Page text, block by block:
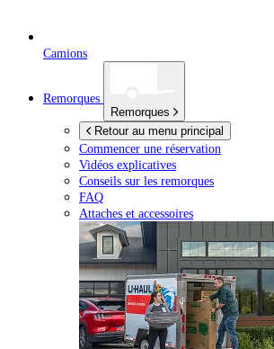
Camions
Remorques
Remorques
Retour au menu principal
Commencer une réservation
Vidéos explicatives
Conseils sur les remorques
FAQ
Attaches et accessoires